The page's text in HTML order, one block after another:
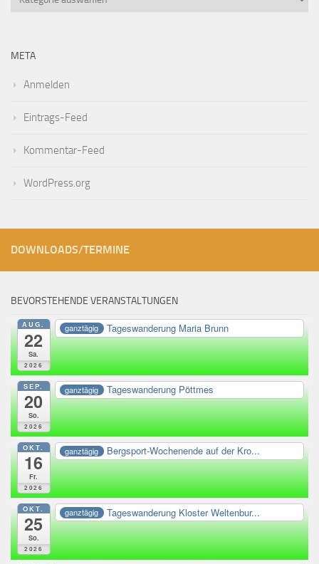
META
Anmelden
Eintrags-Feed
Kommentar-Feed
WordPress.org
DOWNLOADS/TERMINE
BEVORSTEHENDE VERANSTALTUNGEN
AUG.
22
Sa.
2026
ganztägig Tageswanderung Maria Brunn
SEP.
20
So.
2026
ganztägig Tageswanderung Pöttmes
OKT.
16
Fr.
2026
ganztägig Bergsport-Wochenende auf der Kro...
OKT.
25
So.
2026
ganztägig Tageswanderung Kloster Weltenbur...